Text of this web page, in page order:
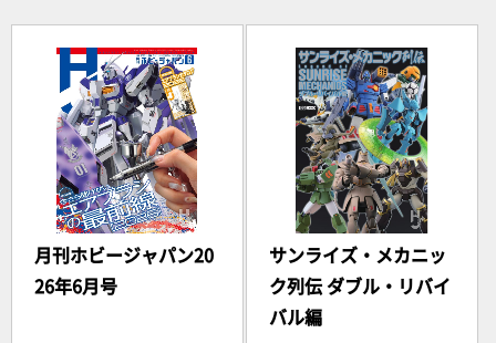
月刊ホビージャパン20
26年6月号
サンライズ・メカニッ
ク列伝 ダブル・リバイ
バル編